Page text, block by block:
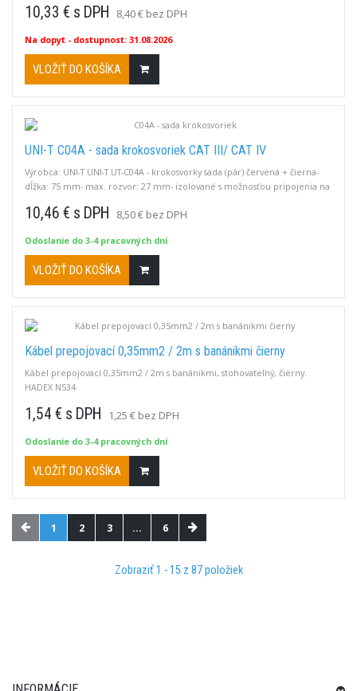
10,33 € s DPH 8,40 € bez DPH
Na dopyt - dostupnost: 31.08.2026
VLOŽIŤ DO KOŠÍKA
UNI-T C04A - sada krokosvoriek CAT III/ CAT IV
Výrobca: UNI-T UNI-T UT-C04A - krokosvorky sada (pár) červená + čierna-
dĺžka: 75 mm- max. rozvor: 27 mm- izolované s možnosťou pripojenia na
10,46 € s DPH 8,50 € bez DPH
Odoslanie do 3-4 pracovných dní
VLOŽIŤ DO KOŠÍKA
Kábel prepojovací 0,35mm2 / 2m s banánikmi čierny
Kábel prepojovací 0,35mm2 / 2m s banánikmi, stohovateľný, čierny.
HADEX N534
1,54 € s DPH 1,25 € bez DPH
Odoslanie do 3-4 pracovných dní
VLOŽIŤ DO KOŠÍKA
1 2 3 ... 6
Zobraziť 1 - 15 z 87 položiek